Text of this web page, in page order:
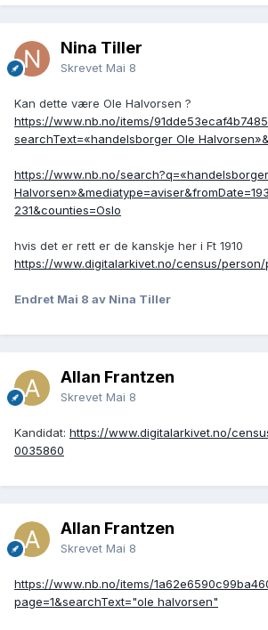
Nina Tiller
Skrevet Mai 8
Kan dette være Ole Halvorsen ?
https://www.nb.no/items/
searchText=«handelsborger Ole
https://www.nb.no/
231&counties=Oslo
hvis det er rett er de kanskje her i Ft 1910
https://www.digitalarkivet.no/census/person/
Endret Mai 8 av Nina Tiller
Allan Frantzen
Skrevet Mai 8
Kandidat: https://www.digitalarkivet.no/
0035860
Allan Frantzen
Skrevet Mai 8
https://www.nb.no/items/
page=1&searchText="ole halvorsen"